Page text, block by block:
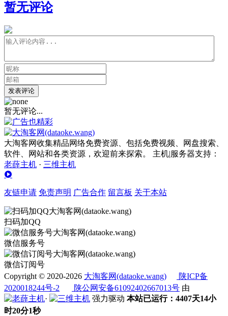
暂无评论
发表评论
暂无评论...
大淘客网收集精品网络免费资源、包括免费视频、网盘搜索、
软件、网站和各类资源，欢迎前来探索。 主机|服务器支持：
老薛主机 · 三维主机
友链申请 免责声明 广告合作 留言板 关于本站
扫码加QQ
微信服务号
微信订阅号
Copyright © 2020-2026 大淘客网(dataoke.wang)
陕ICP备
2020018244号-2
陕公网安备61092402667013号 由
·
强力驱动 本站已运行：4407天14小
时20分2秒